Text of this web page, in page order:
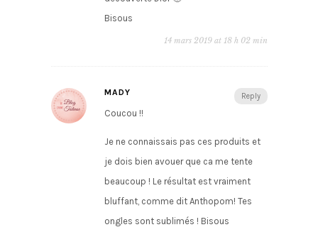
Bisous
14 mars 2019 at 18 h 02 min
Reply
MADY
Coucou !!
Je ne connaissais pas ces produits et
je dois bien avouer que ca me tente
beaucoup ! Le résultat est vraiment
bluffant, comme dit Anthopom! Tes
ongles sont sublimés ! Bisous